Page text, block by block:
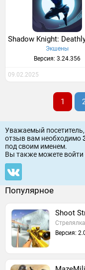
Экшены
Версия: 3.24.356
09.02.2025
1
Уважаемый
отзыв вам необходимо
под своим именем.
Вы также можете
Популярное
Shoot
Версия: